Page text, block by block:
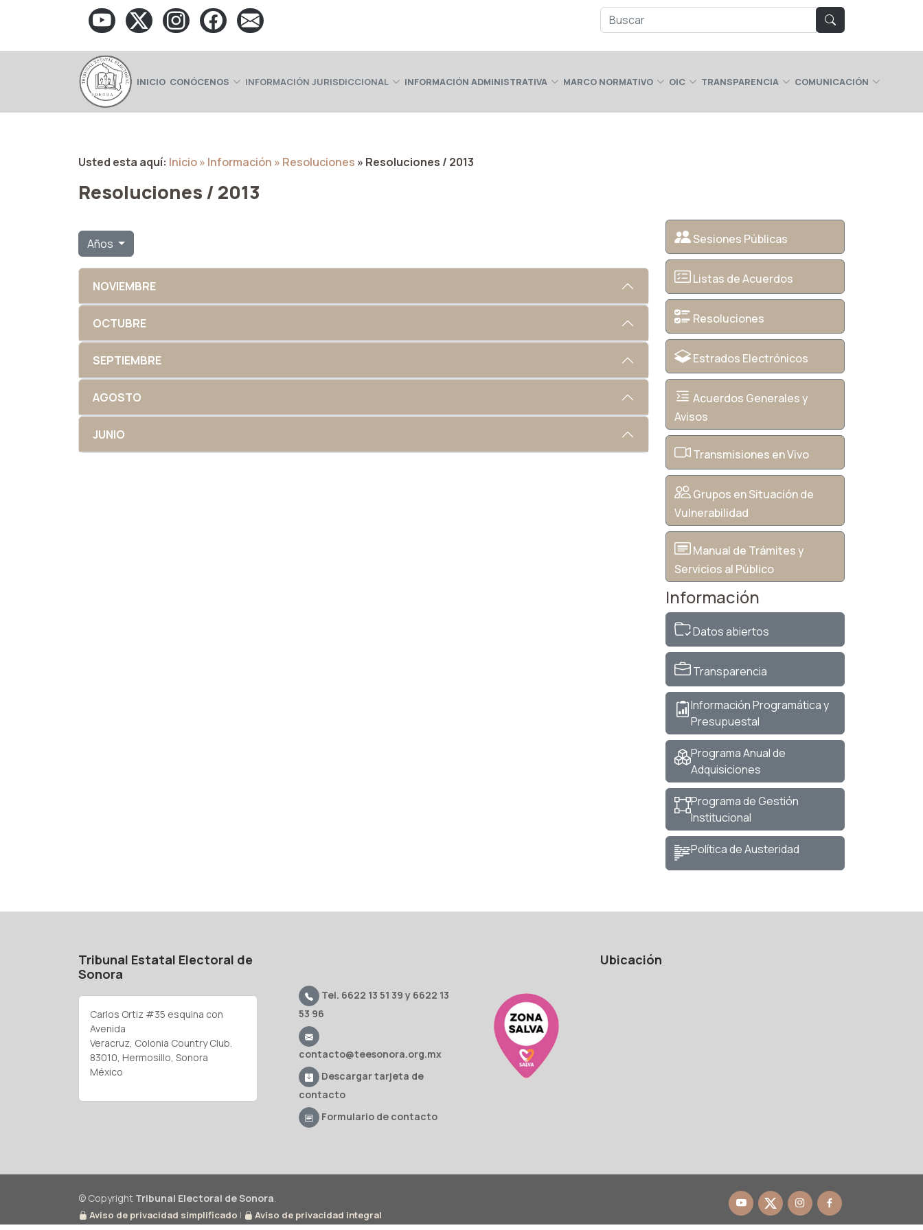
INICIO CONÓCENOS INFORMACIÓN JURISDICCIONAL INFORMACIÓN ADMINISTRATIVA MARCO NORMATIVO OIC TRANSPARENCIA COMUNICACIÓN
Usted esta aquí: Inicio» Información » Resoluciones » Resoluciones / 2013
Resoluciones / 2013
Años
NOVIEMBRE
OCTUBRE
SEPTIEMBRE
AGOSTO
JUNIO
Sesiones Públicas
Listas de Acuerdos
Resoluciones
Estrados Electrónicos
Acuerdos Generales y
Avisos
Transmisiones en Vivo
Grupos en Situación de
Vulnerabilidad
Manual de Trámites y
Servicios al Público
Información
Datos abiertos
Transparencia
Información Programática y
Presupuestal
Programa Anual de
Adquisiciones
Programa de Gestión
Institucional
Política de Austeridad
Tribunal Estatal Electoral de
Sonora
Carlos Ortiz #35 esquina con
Avenida
Veracruz, Colonia Country Club.
83010, Hermosillo, Sonora
México
Tel. 6622 13 51 39 y 6622 13
53 96
contacto@teesonora.org.mx
Descargar tarjeta de
contacto
Formulario de contacto
Ubicación
© Copyright Tribunal Electoral de Sonora.
Aviso de privacidad simplificado | Aviso de privacidad integral